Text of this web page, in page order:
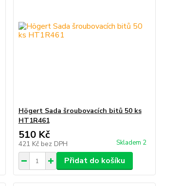
Högert Sada šroubovacích bitů 50 ks
HT1R461
510 Kč
421 Kč bez DPH Skladem 2
Přidat do košíku